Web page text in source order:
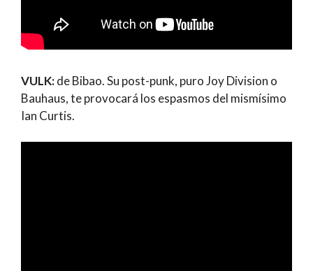
VULK:de Bibao. Su post-punk, puro Joy Division o
Bauhaus, te provocará los espasmos del mismísimo
Ian Curtis.